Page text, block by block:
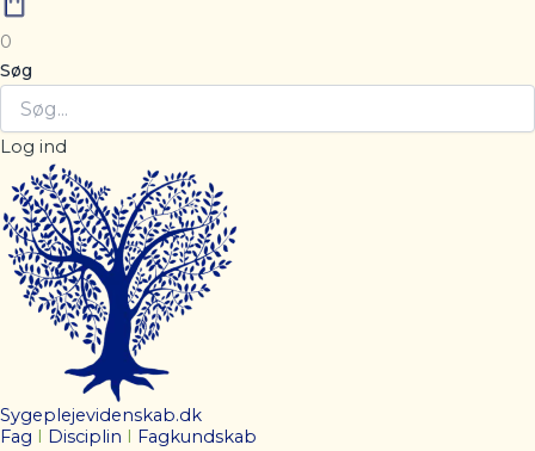
0
Søg
Log ind
Sygeplejevidenskab.dk
Fag
Disciplin Fagkundskab